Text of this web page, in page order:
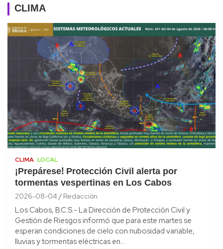
CLIMA
CLIMA LOCAL
¡Prepárese! Protección Civil alerta por
tormentas vespertinas en Los Cabos
2026-08-04 Redacción
Los Cabos, B.C.S.- La Dirección de Protección Civil y
Gestión de Riesgos informó que para este martes se
esperan condiciones de cielo con nubosidad variable,
lluvias y tormentas eléctricas en…